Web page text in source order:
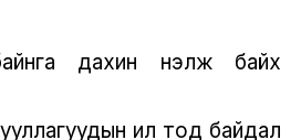
дахин үнэлж байх
ил тод байдал